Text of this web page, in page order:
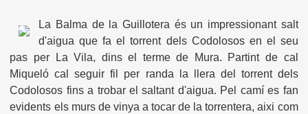
La Balma de la Guillotera és un impressionant salt
d'aigua que fa el torrent dels Codolosos en el seu
pas per La Vila, dins el terme de Mura. Partint de cal
Miqueló cal seguir fil per randa la llera del torrent dels
Codolosos fins a trobar el saltant d'aigua. Pel camí es fan
evidents els murs de vinya a tocar de la torrentera, aixi com